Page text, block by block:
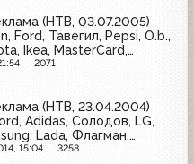
Мегафон
(НТВ, 03.07.2005)
Ford, Тавегил, Pepsi, O.b.,
Ikea, MasterCard,
Мегафон-Москва,
2071
(НТВ, 23.04.2004)
Adidas, Солодов, LG,
Lada, Флагман,
15:04 3258